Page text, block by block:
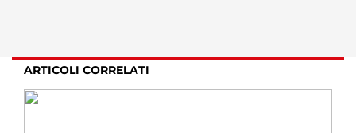
ARTICOLI CORRELATI